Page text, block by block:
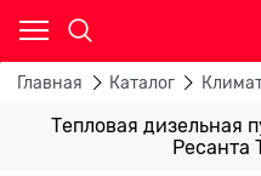
Главная Каталог
Тепловая дизельная
Ресанта